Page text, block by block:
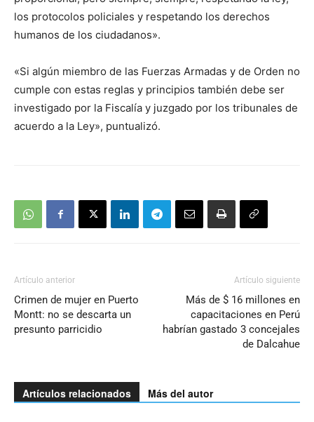
los protocolos policiales y respetando los derechos
humanos de los ciudadanos».
«Si algún miembro de las Fuerzas Armadas y de Orden no
cumple con estas reglas y principios también debe ser
investigado por la Fiscalía y juzgado por los tribunales de
acuerdo a la Ley», puntualizó.
Artículo anterior
Crimen de mujer en Puerto
Montt: no se descarta un
presunto parricidio
Artículo siguiente
Más de $ 16 millones en
capacitaciones en Perú
habrían gastado 3 concejales
de Dalcahue
Artículos relacionados Más del autor